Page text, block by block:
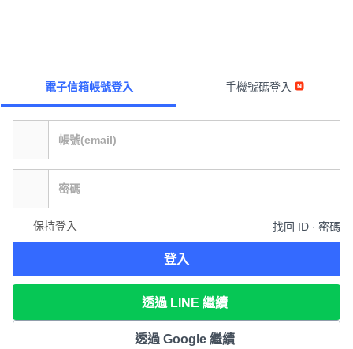
電子信箱帳號登入 手機號碼登入
保持登入 找回 ID ∙ 密碼
登入
透過 LINE 繼續
透過 Google 繼續